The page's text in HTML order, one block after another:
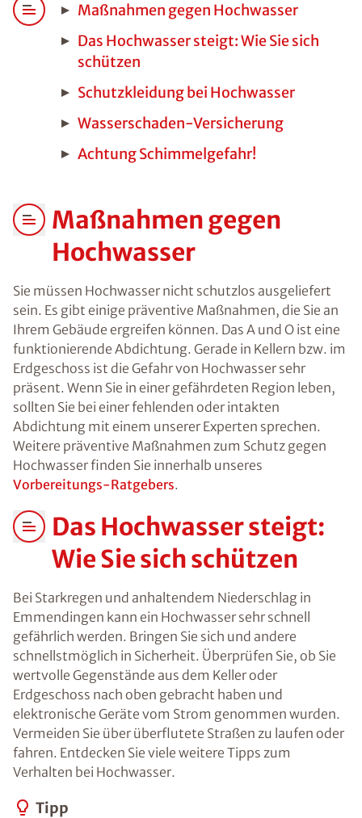
Maßnahmen gegen Hochwasser
Das Hochwasser steigt: Wie Sie sich
schützen
Schutzkleidung bei Hochwasser
Wasserschaden-Versicherung
Achtung Schimmelgefahr!
Maßnahmen gegen
Hochwasser
Sie müssen Hochwasser nicht schutzlos ausgeliefert
sein. Es gibt einige präventive Maßnahmen, die Sie an
Ihrem Gebäude ergreifen können. Das A und O ist eine
funktionierende Abdichtung. Gerade in Kellern bzw. im
Erdgeschoss ist die Gefahr von Hochwasser sehr
präsent. Wenn Sie in einer gefährdeten Region leben,
sollten Sie bei einer fehlenden oder intakten
Abdichtung mit einem unserer Experten sprechen.
Weitere präventive Maßnahmen zum Schutz gegen
Hochwasser finden Sie innerhalb unseres
Vorbereitungs-Ratgebers.
Das Hochwasser steigt:
Wie Sie sich schützen
Bei Starkregen und anhaltendem Niederschlag in
Emmendingen kann ein Hochwasser sehr schnell
gefährlich werden. Bringen Sie sich und andere
schnellstmöglich in Sicherheit. Überprüfen Sie, ob Sie
wertvolle Gegenstände aus dem Keller oder
Erdgeschoss nach oben gebracht haben und
elektronische Geräte vom Strom genommen wurden.
Vermeiden Sie über überflutete Straßen zu laufen oder
fahren. Entdecken Sie viele weitere Tipps zum
Verhalten bei Hochwasser.
Tipp